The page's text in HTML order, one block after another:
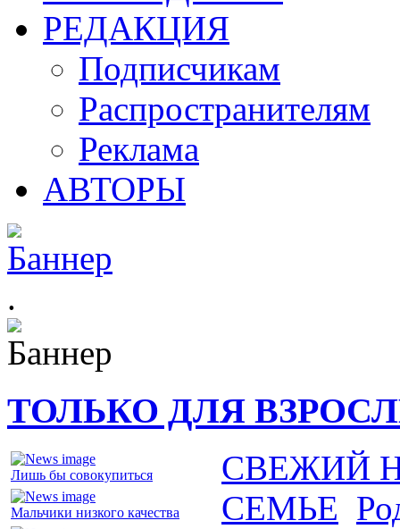
РЕДАКЦИЯ
Подписчикам
Распространителям
Реклама
АВТОРЫ
.
ТОЛЬКО ДЛЯ
Лишь бы совокупиться
Мальчики низкого качества
СВЕЖИЙ
СЕМЬЕ